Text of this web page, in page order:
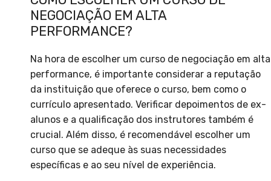
NEGOCIAÇÃO EM ALTA
PERFORMANCE?
Na hora de escolher um curso de negociação em alta
performance, é importante considerar a reputação
da instituição que oferece o curso, bem como o
currículo apresentado. Verificar depoimentos de ex-
alunos e a qualificação dos instrutores também é
crucial. Além disso, é recomendável escolher um
curso que se adeque às suas necessidades
específicas e ao seu nível de experiência.